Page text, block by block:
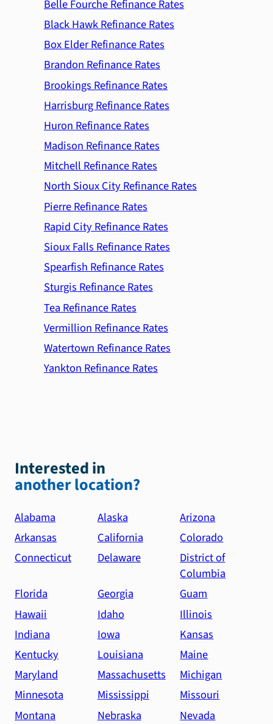
Belle Fourche Refinance Rates
Black Hawk Refinance Rates
Box Elder Refinance Rates
Brandon Refinance Rates
Brookings Refinance Rates
Harrisburg Refinance Rates
Huron Refinance Rates
Madison Refinance Rates
Mitchell Refinance Rates
North Sioux City Refinance Rates
Pierre Refinance Rates
Rapid City Refinance Rates
Sioux Falls Refinance Rates
Spearfish Refinance Rates
Sturgis Refinance Rates
Tea Refinance Rates
Vermillion Refinance Rates
Watertown Refinance Rates
Yankton Refinance Rates
Interested in
another location?
Alabama Alaska
Arizona
Arkansas
California
Colorado
Connecticut
Delaware
District of
Columbia
Florida
Georgia
Guam
Hawaii
Idaho
Illinois
Indiana
Iowa
Kansas
Kentucky
Louisiana
Maine
Maryland
Massachusetts
Michigan
Minnesota
Mississippi
Missouri
Montana
Nebraska
Nevada